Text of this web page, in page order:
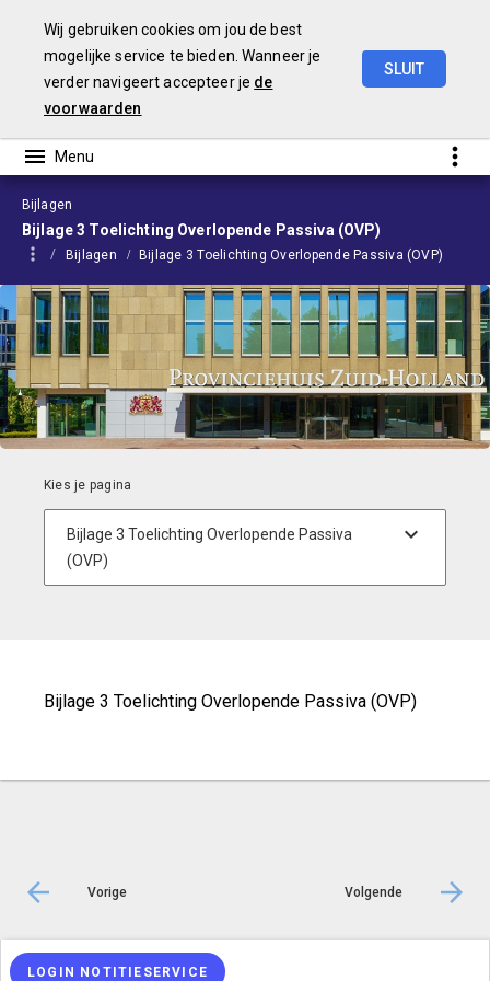
Wij gebruiken cookies om jou de best
mogelijke service te bieden. Wanneer je
verder navigeert accepteer je de
voorwaarden
SLUIT
Bijlagen
Bijlage 3 Toelichting Overlopende Passiva (OVP)
Bijlagen Bijlage 3 Toelichting Overlopende Passiva (OVP)
Bijlage 3 Toelichting Overlopende Passiva (OVP)
Vorige Volgende
© Inergy|Privacy statement
LOGIN NOTITIESERVICE